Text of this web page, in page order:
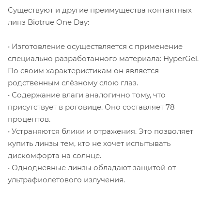
Существуют и другие преимущества контактных
линз Biotrue One Day:
• Изготовление осуществляется с применение
специально разработанного материала: HyperGel.
По своим характеристикам он является
родственным слёзному слою глаз.
• Содержание влаги аналогично тому, что
присутствует в роговице. Оно составляет 78
процентов.
• Устраняются блики и отражения. Это позволяет
купить линзы тем, кто не хочет испытывать
дискомфорта на солнце.
• Однодневные линзы обладают защитой от
ультрафиолетового излучения.